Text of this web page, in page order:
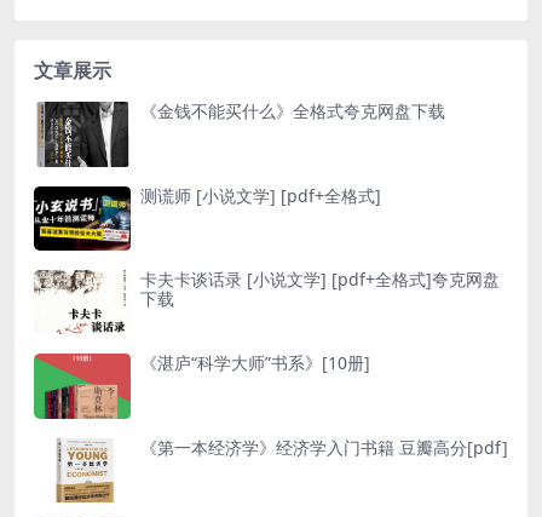
文章展示
《金钱不能买什么》全格式夸克网盘下载
测谎师 [ 小说文学] [pdf+全格式]
卡夫卡谈话录 [ 小说文学] [pdf+全格式]夸克网盘
下载
《湛庐“科学大师”书系》[10册]
《第一本经济学》经济学入门书籍 豆瓣高分[pdf]